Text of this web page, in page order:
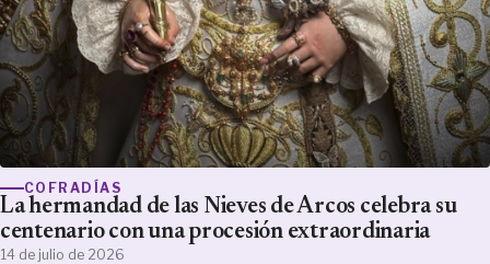
COFRADÍAS
La hermandad de las Nieves de Arcos celebra su
centenario con una procesión extraordinaria
14 de julio de 2026